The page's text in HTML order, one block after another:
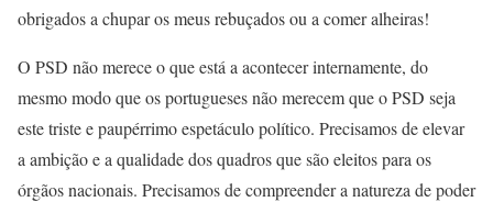
obrigados a chupar os meus rebuçados ou a comer alheiras!
O PSD não merece o que está a acontecer internamente, do
mesmo modo que os portugueses não merecem que o PSD seja
este triste e paupérrimo espetáculo político. Precisamos de elevar
a ambição e a qualidade dos quadros que são eleitos para os
órgãos nacionais. Precisamos de compreender a natureza de poder